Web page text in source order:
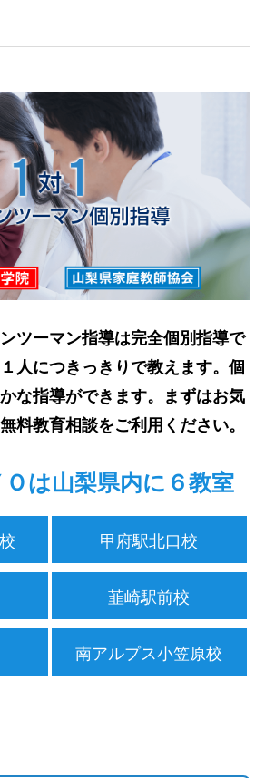
ツーマン指導は完全個別指導で
人につきっきりで教えます。個
な指導ができます。まずはお気
料教育相談をご利用ください。
は山梨県内に６教室
甲府駅北口校
韮崎駅前校
南アルプス小笠原校